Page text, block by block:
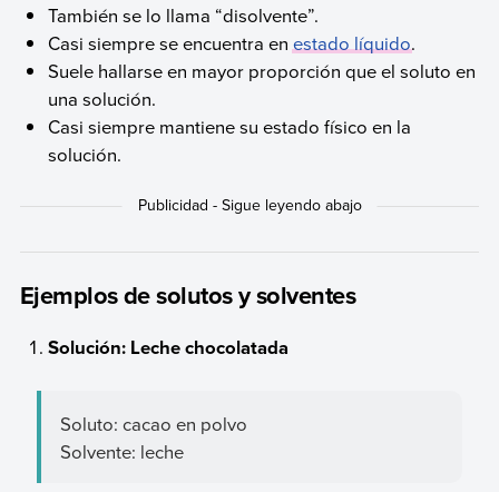
También se lo llama “disolvente”.
Casi siempre se encuentra enestado líquido.
Suele hallarse en mayor proporción que el soluto en
una solución.
Casi siempre mantiene su estado físico en la
solución.
Ejemplos de solutos y solventes
Solución: Leche chocolatada
Soluto: cacao en polvo
Solvente: leche